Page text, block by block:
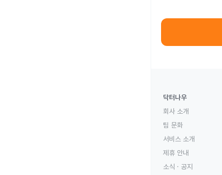
닥터나우
회사 소개
팀 문화
서비스 소개
제휴 안내
소식 · 공지